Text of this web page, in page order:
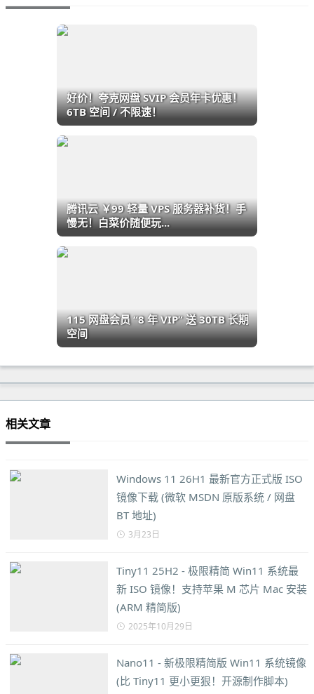
好价！夸克网盘 SVIP 会员年卡优惠！
6TB 空间 / 不限速！
腾讯云 ￥99 轻量 VPS 服务器补货！手
慢无！白菜价随便玩...
115 网盘会员 “8 年 VIP” 送 30TB 长期
空间
相关文章
Windows 11 26H1 最新官方正式版 ISO
镜像下载 (微软 MSDN 原版系统 / 网盘
BT 地址)
3月23日
Tiny11 25H2 - 极限精简 Win11 系统最
新 ISO 镜像！支持苹果 M 芯片 Mac 安装
(ARM 精简版)
2025年10月29日
Nano11 - 新极限精简版 Win11 系统镜像
(比 Tiny11 更小更狠！开源制作脚本)